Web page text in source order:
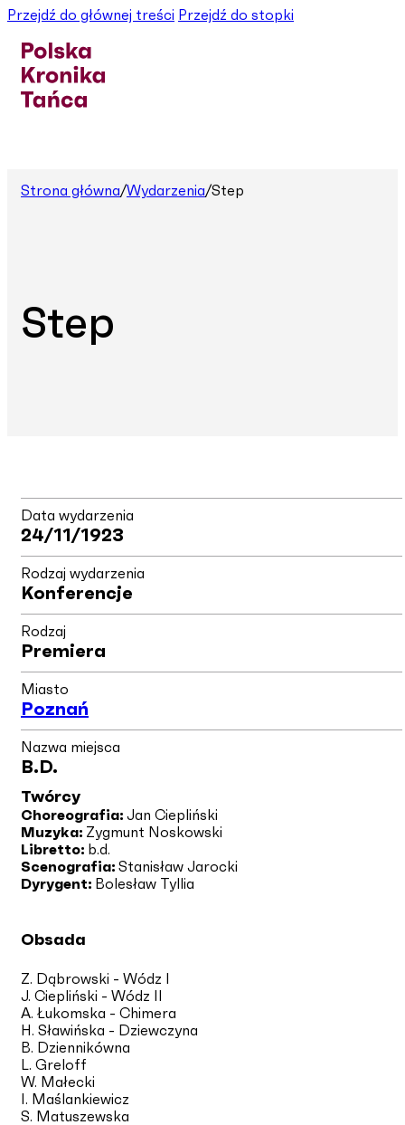
Przejdź do głównej treści Przejdź do stopki
Strona główna/Wydarzenia/Step
Step
Data wydarzenia
24/11/1923
Rodzaj wydarzenia
Konferencje
Rodzaj
Premiera
Miasto
Poznań
Nazwa miejsca
B.d.
Twórcy
Choreografia: Jan Ciepliński
Muzyka: Zygmunt Noskowski
Libretto: b.d.
Scenografia: Stanisław Jarocki
Dyrygent: Bolesław Tyllia
Obsada
Z. Dąbrowski - Wódz I
J. Ciepliński - Wódz II
A. Łukomska - Chimera
H. Sławińska - Dziewczyna
B. Dziennikówna
L. Greloff
W. Małecki
I. Maślankiewicz
S. Matuszewska